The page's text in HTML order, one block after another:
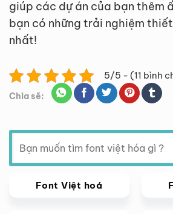
giúp các dự án của bạn thêm
bạn có những trải nghiệm
nhất!
5/5 - (11 bình
Chia sẽ:
Tìm
kiếm:
Font Việt hoá